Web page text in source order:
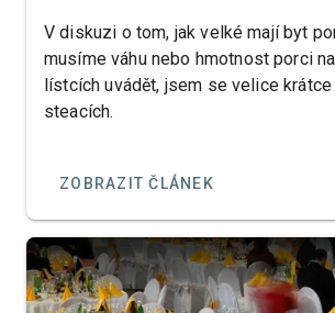
V diskuzi o tom, jak velké mají byt
musíme váhu nebo hmotnost porci
lístcích uvádět, jsem se velice
steacích.
ZOBRAZIT ČLÁNEK